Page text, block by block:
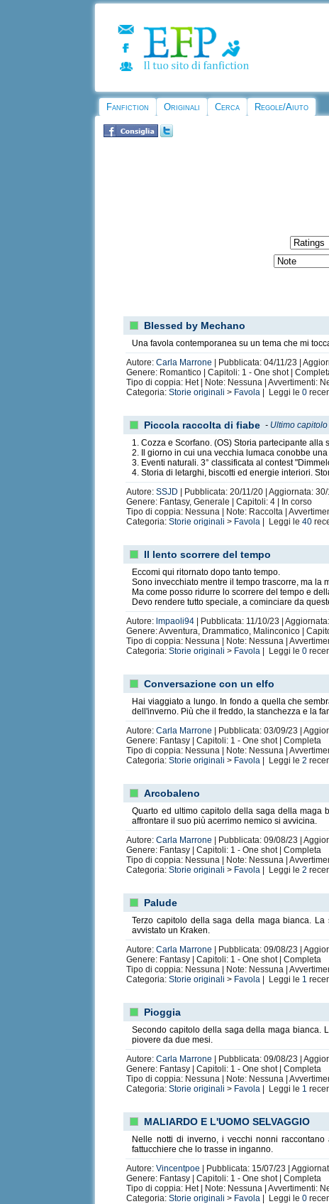
Fanfiction Originali Cerca Regole/Aiuto
Blessed by Mechano
Una favola contemporanea su un tema che mi
Autore:Carla Marrone
| Pubblicata: 04/11/23 |
Genere: Romantico | Capitoli: 1 - One shot |
Tipo di coppia: Het | Note: Nessuna | Avvertimenti:
Categoria:Storie originali > Favola | Leggi le0
Piccola raccolta di fiabe - Ultimo capitolo
1. Cozza e Scorfano. (OS) Storia partecipante alla
2. Il giorno in cui una vecchia lumaca conobbe
3. Eventi naturali. 3° classificata al contest
4. Storia di letarghi, biscotti ed energie interiori.
Autore:SSJD
| Pubblicata: 20/11/20 | Aggiornata:
Genere: Fantasy, Generale | Capitoli: 4 | In corso
Tipo di coppia: Nessuna | Note: Raccolta |
Categoria:Storie originali > Favola | Leggi le40
Il lento scorrere del tempo
Eccomi qui ritornato dopo tanto tempo.
Sono invecchiato mentre il tempo trascorre, ma la
Ma come posso ridurre lo scorrere del tempo e
Devo rendere tutto speciale, a cominciare da
Autore: lmpaoli94 | Pubblicata: 11/10/23 |
Genere: Avventura, Drammatico, Malinconico |
Tipo di coppia: Nessuna | Note: Nessuna |
Categoria:Storie originali > Favola | Leggi le0
Conversazione con un elfo
Hai viaggiato a lungo. In fondo a quella che
dell'inverno. Più che il freddo, la stanchezza e la
Autore:Carla Marrone
| Pubblicata: 03/09/23 |
Genere: Fantasy | Capitoli: 1 - One shot | Completa
Tipo di coppia: Nessuna | Note: Nessuna |
Categoria:Storie originali > Favola | Leggi le2
Arcobaleno
Quarto ed ultimo capitolo della saga della maga
affrontare il suo più acerrimo nemico si avvicina.
Autore:Carla Marrone
| Pubblicata: 09/08/23 |
Genere: Fantasy | Capitoli: 1 - One shot | Completa
Tipo di coppia: Nessuna | Note: Nessuna |
Categoria:Storie originali > Favola | Leggi le2
Palude
Terzo capitolo della saga della maga bianca.
avvistato un Kraken.
Autore:Carla Marrone
| Pubblicata: 09/08/23 |
Genere: Fantasy | Capitoli: 1 - One shot | Completa
Tipo di coppia: Nessuna | Note: Nessuna |
Categoria:Storie originali > Favola | Leggi le 1
Pioggia
Secondo capitolo della saga della maga bianca.
piovere da due mesi.
Autore:Carla Marrone
| Pubblicata: 09/08/23 |
Genere: Fantasy | Capitoli: 1 - One shot | Completa
Tipo di coppia: Nessuna | Note: Nessuna |
Categoria:Storie originali > Favola | Leggi le 1
MALIARDO E L'UOMO SELVAGGIO
Nelle notti di inverno, i vecchi nonni
fattucchiere che lo trasse in inganno.
Autore:Vincentpoe
| Pubblicata: 15/07/23 |
Genere: Fantasy | Capitoli: 1 - One shot | Completa
Tipo di coppia: Het | Note: Nessuna | Avvertimenti:
Categoria:Storie originali > Favola | Leggi le0